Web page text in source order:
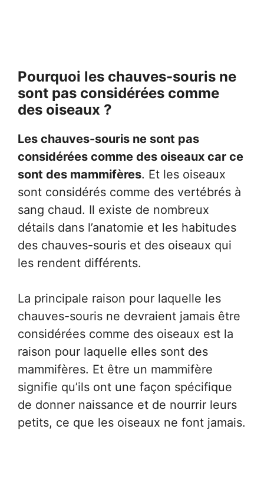
Pourquoi les chauves-souris ne
sont pas considérées comme
des oiseaux ?
Les chauves-souris ne sont pas
considérées comme des oiseaux car ce
sont des mammifères. Et les oiseaux
sont considérés comme des vertébrés à
sang chaud. Il existe de nombreux
détails dans l’anatomie et les habitudes
des chauves-souris et des oiseaux qui
les rendent différents.
La principale raison pour laquelle les
chauves-souris ne devraient jamais être
considérées comme des oiseaux est la
raison pour laquelle elles sont des
mammifères. Et être un mammifère
signifie qu’ils ont une façon spécifique
de donner naissance et de nourrir leurs
petits, ce que les oiseaux ne font jamais.